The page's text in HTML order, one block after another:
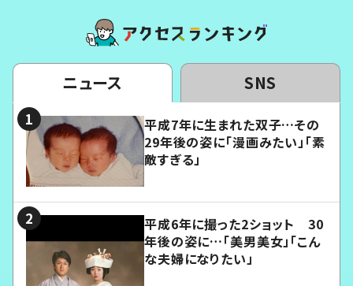
ニュース SNS
平成7年に生まれた双子…その
29年後の姿に「漫画みたい」「素
敵すぎる」
平成6年に撮った2ショット 30
年後の姿に…「美男美女」「こん
な夫婦になりたい」